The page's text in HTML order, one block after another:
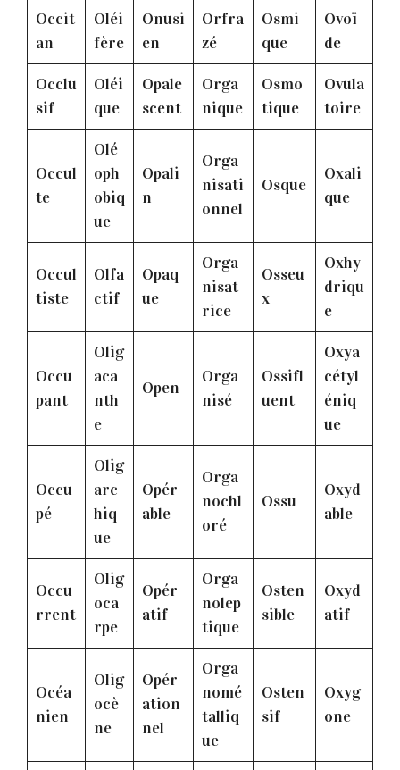
Occit
an
Oléi
fère
Onusi
en
Orfra
zé
Osmi
que
Ovoï
de
Occlu
sif
Oléi
que
Opale
scent
Orga
nique
Osmo
tique
Ovula
toire
Occul
te
Olé
oph
obiq
ue
Opali
n
Orga
nisati
onnel
Osque
Oxali
que
Occul
tiste
Olfa
ctif
Opaq
ue
Orga
nisat
rice
Osseu
x
Oxhy
driqu
e
Occu
pant
Olig
aca
nth
e
Open
Orga
nisé
Ossifl
uent
Oxya
cétyl
éniq
ue
Occu
pé
Olig
arc
hiq
ue
Opér
able
Orga
nochl
oré
Ossu
Oxyd
able
Occu
rrent
Olig
oca
rpe
Opér
atif
Orga
nolep
tique
Osten
sible
Oxyd
atif
Océa
nien
Olig
ocè
ne
Opér
ation
nel
Orga
nomé
talliq
ue
Osten
sif
Oxyg
one